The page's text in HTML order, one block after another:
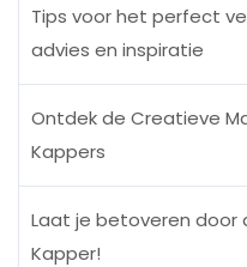
Tips voor het perfect
advies en inspiratie
Ontdek de Creatieve
Kappers
Laat je betoveren door
Kapper!